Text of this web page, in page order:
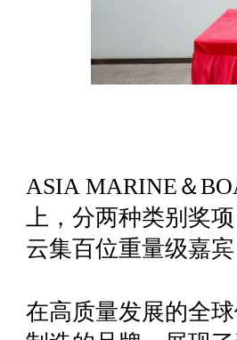
ASIA MARINE＆
上，分两种类别奖
云集百位重量级嘉
在高质量发展的全